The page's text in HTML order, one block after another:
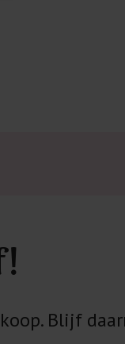
Blijf